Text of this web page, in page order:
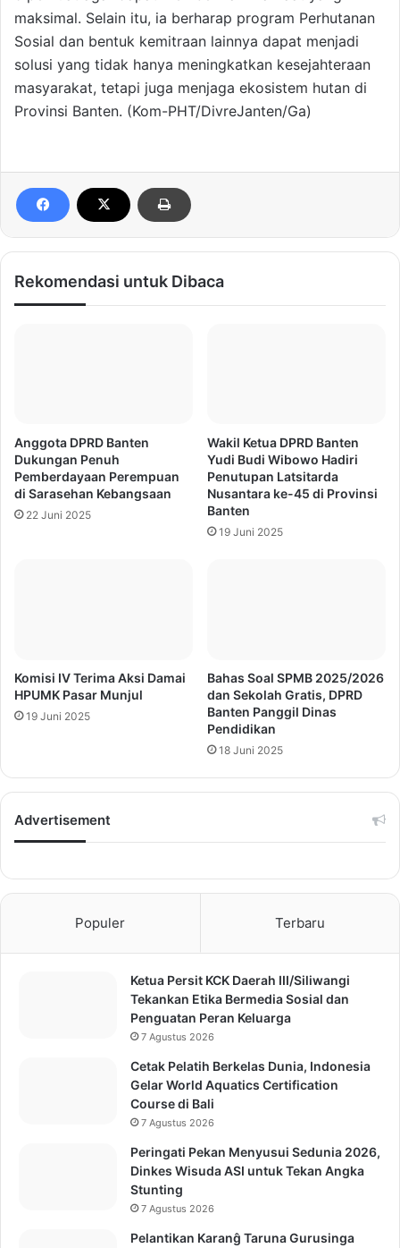
maksimal. Selain itu, ia berharap program Perhutanan
Sosial dan bentuk kemitraan lainnya dapat menjadi
solusi yang tidak hanya meningkatkan kesejahteraan
masyarakat, tetapi juga menjaga ekosistem hutan di
Provinsi Banten. (Kom-PHT/DivreJanten/Ga)
Rekomendasi untuk Dibaca
Anggota DPRD Banten
Dukungan Penuh
Pemberdayaan Perempuan
di Sarasehan Kebangsaan
22 Juni 2025
Wakil Ketua DPRD Banten
Yudi Budi Wibowo Hadiri
Penutupan Latsitarda
Nusantara ke-45 di Provinsi
Banten
19 Juni 2025
Komisi IV Terima Aksi Damai
HPUMK Pasar Munjul
19 Juni 2025
Bahas Soal SPMB 2025/2026
dan Sekolah Gratis, DPRD
Banten Panggil Dinas
Pendidikan
18 Juni 2025
Advertisement
Populer Terbaru
Ketua Persit KCK Daerah III/Siliwangi
Tekankan Etika Bermedia Sosial dan
Penguatan Peran Keluarga
7 Agustus 2026
Cetak Pelatih Berkelas Dunia, Indonesia
Gelar World Aquatics Certification
Course di Bali
7 Agustus 2026
Peringati Pekan Menyusui Sedunia 2026,
Dinkes Wisuda ASI untuk Tekan Angka
Stunting
7 Agustus 2026
Pelantikan Karanĝ Taruna Gurusinga